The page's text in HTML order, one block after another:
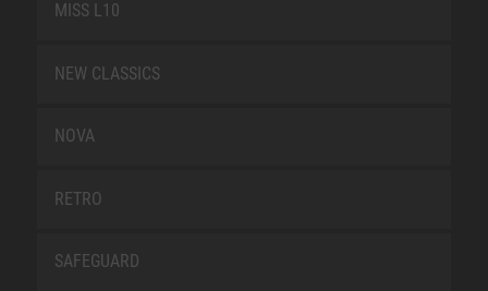
MISS L10
NEW CLASSICS
NOVA
RETRO
SAFEGUARD